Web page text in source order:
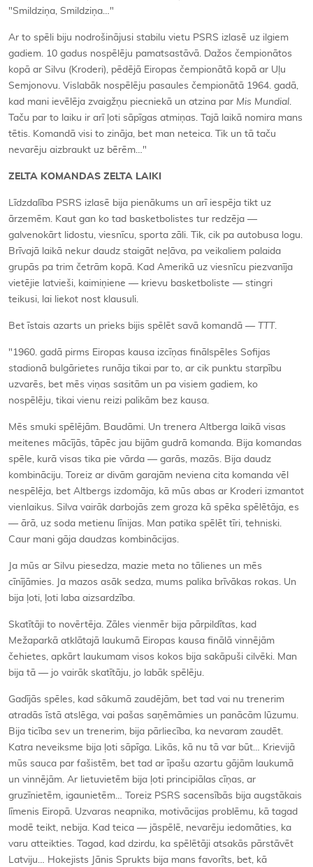
"Smildziņa, Smildziņa…"
Ar to spēli biju nodrošinājusi stabilu vietu PSRS izlasē uz ilgiem
gadiem. 10 gadus nospēlēju pamatsastāvā. Dažos čempionātos
kopā ar Silvu (Kroderi), pēdējā Eiropas čempionātā kopā ar Uļu
Semjonovu. Vislabāk nospēlēju pasaules čempionātā 1964. gadā,
kad mani ievēlēja zvaigžņu piecniekā un atzina par Mis Mundial.
Taču par to laiku ir arī ļoti sāpīgas atmiņas. Tajā laikā nomira mans
tētis. Komandā visi to zināja, bet man neteica. Tik un tā taču
nevarēju aizbraukt uz bērēm…"
ZELTA KOMANDAS ZELTA LAIKI
Līdzdalība PSRS izlasē bija pienākums un arī iespēja tikt uz
ārzemēm. Kaut gan ko tad basketbolistes tur redzēja —
galvenokārt lidostu, viesnīcu, sporta zāli. Tik, cik pa autobusa logu.
Brīvajā laikā nekur daudz staigāt neļāva, pa veikaliem palaida
grupās pa trim četrām kopā. Kad Amerikā uz viesnīcu piezvanīja
vietējie latvieši, kaimiņiene — krievu basketboliste — stingri
teikusi, lai liekot nost klausuli.
Bet īstais azarts un prieks bijis spēlēt savā komandā — TTT.
"1960. gadā pirms Eiropas kausa izcīņas finālspēles Sofijas
stadionā bulgārietes runāja tikai par to, ar cik punktu starpību
uzvarēs, bet mēs viņas sasitām un pa visiem gadiem, ko
nospēlēju, tikai vienu reizi palikām bez kausa.
Mēs smuki spēlējām. Baudāmi. Un trenera Altberga laikā visas
meitenes mācījās, tāpēc jau bijām gudrā komanda. Bija komandas
spēle, kurā visas tika pie vārda — garās, mazās. Bija daudz
kombināciju. Toreiz ar divām garajām neviena cita komanda vēl
nespēlēja, bet Altbergs izdomāja, kā mūs abas ar Kroderi izmantot
vienlaikus. Silva vairāk darbojās zem groza kā spēka spēlētāja, es
— ārā, uz soda metienu līnijas. Man patika spēlēt tīri, tehniski.
Caur mani gāja daudzas kombinācijas.
Ja mūs ar Silvu piesedza, mazie meta no tālienes un mēs
cīnījāmies. Ja mazos asāk sedza, mums palika brīvākas rokas. Un
bija ļoti, ļoti laba aizsardzība.
Skatītāji to novērtēja. Zāles vienmēr bija pārpildītas, kad
Mežaparkā atklātajā laukumā Eiropas kausa finālā vinnējām
čehietes, apkārt laukumam visos kokos bija sakāpuši cilvēki. Man
bija tā — jo vairāk skatītāju, jo labāk spēlēju.
Gadījās spēles, kad sākumā zaudējām, bet tad vai nu trenerim
atradās īstā atslēga, vai pašas saņēmāmies un panācām lūzumu.
Bija ticība sev un trenerim, bija pārliecība, ka nevaram zaudēt.
Katra neveiksme bija ļoti sāpīga. Likās, kā nu tā var būt… Krievijā
mūs sauca par fašistēm, bet tad ar īpašu azartu gājām laukumā
un vinnējām. Ar lietuvietēm bija ļoti principiālas cīņas, ar
gruzīnietēm, igaunietēm… Toreiz PSRS sacensībās bija augstākais
līmenis Eiropā. Uzvaras neapnika, motivācijas problēmu, kā tagad
modē teikt, nebija. Kad teica — jāspēlē, nevarēju iedomāties, ka
varu atteikties. Tagad, kad dzirdu, ka spēlētāji atsakās pārstāvēt
Latviju… Hokejists Jānis Sprukts bija mans favorīts, bet, kā